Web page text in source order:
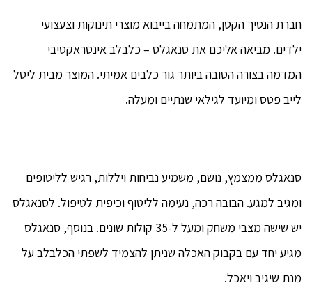
חברת הנסיך הקטן, המתמחה בייבוא מוצרי תינוקות וצעצועי
ילדים. מביאה אליכם את סנאגלס – כלבלב אינטראקטיבי
המדמה בצורה הטובה ביותר גור כלבים אמיתי. המוצר מבית ליטל
לייב פטס ומיועד לגילאי שנתיים ומעלה.
סנאגלס ממצמץ, נושם, משמיע נביחות ויללות, רגיש לליטופים
ומגיב למגע. הבובה רכה, נעימה לליטוף וכיפית לטיפול. לסנאגלס
יש שישה מצבי משחק ומעל ל-35 קולות שונים. בנוסף, סנאגלס
מגיע יחד עם בקבוק האכלה שניתן להצמיד לשפתי הכלבלב על
מנת שיגיב ויאכל.